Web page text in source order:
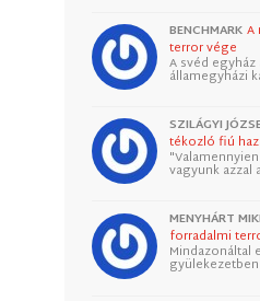
BENCHMARK A
terror vége
A svéd
államegyházi
SZILÁGYI
tékozló fiú
vagyunk azzal
MENYHÁRT
forradalmi
Mindazonáltal